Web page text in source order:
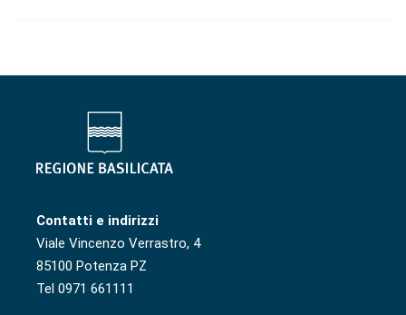
Contatti e indirizzi
Viale Vincenzo Verrastro, 4
85100 Potenza PZ
Tel 0971 661111